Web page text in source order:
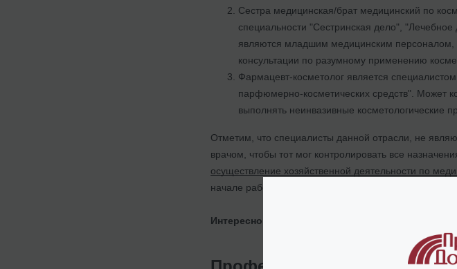
Сестра медицинская/брат медицинский по
специальности "Сестринская дело",
являются младшим медицинским персоналом,
консультации по разумному применению
Фармацевт-косметолог является
парфюмерно-косметических средств". Может
выполнять неинвазивные косметологические
Отметим, что специалисты данной отрасли, не
врачом, чтобы тот мог контролировать все
осуществление хозяйственной деятельности по
начале работы косметолога.
Интересно: